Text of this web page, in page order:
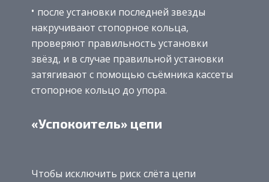
после установки последней звезды
накручивают стопорное кольца,
проверяют правильность установки
звёзд, и в случае правильной установки
затягивают с помощью съёмника кассеты
стопорное кольцо до упора.
«Успокоитель» цепи
Чтобы исключить риск слёта цепи